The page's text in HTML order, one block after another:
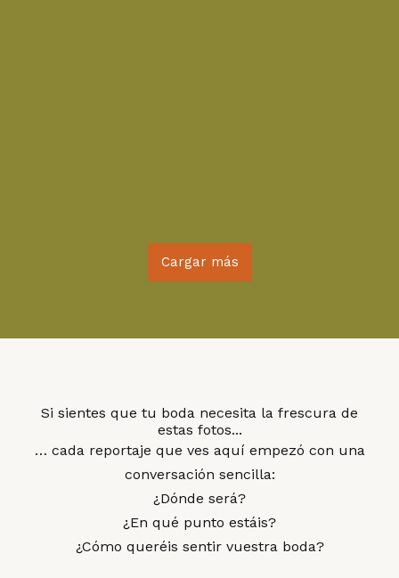
Cargar más
Si sientes que tu boda necesita la frescura de
estas fotos...
… cada reportaje que ves aquí empezó con una
conversación sencilla:
¿Dónde será?
¿En qué punto estáis?
¿Cómo queréis sentir vuestra boda?